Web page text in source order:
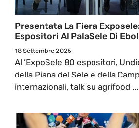
Presentata La Fiera
Espositori Al PalaSele Di
18 Settembre 2025
All’ExpoSele 80 espositori,
della Piana del Sele e della
internazionali, talk su agrifood ...